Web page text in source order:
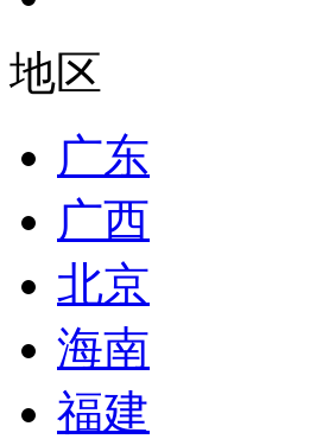
地区
广东
广西
北京
海南
福建